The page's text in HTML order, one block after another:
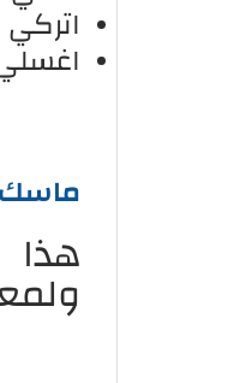
اتركي
ماسك
هذا